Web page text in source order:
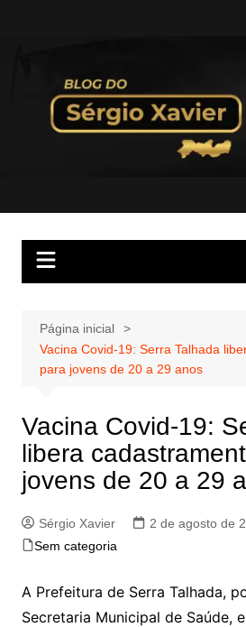
Página inicial
Vacina Covid-19: Serra Talhada
para jovens de 20 a 29 anos
Vacina Covid-19:
libera
jovens de 20 a 29
Sérgio Xavier
2 de agosto de
Sem categoria
A Prefeitura de Serra Talhada,
Secretaria Municipal de Saúde,